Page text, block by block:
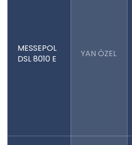
MESSEPOL
DSL 8010 E
YAN ÖZEL